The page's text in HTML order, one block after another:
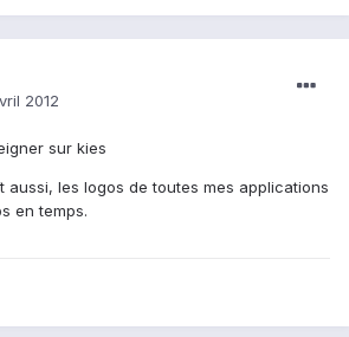
2012
sur kies
aussi, les logos de toutes mes applications
en temps.